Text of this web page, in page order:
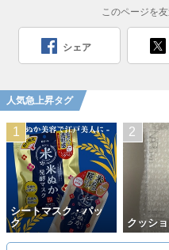
このページを
シェア
人気急上昇タグ
シートマスク・パッ
ク
クッシ